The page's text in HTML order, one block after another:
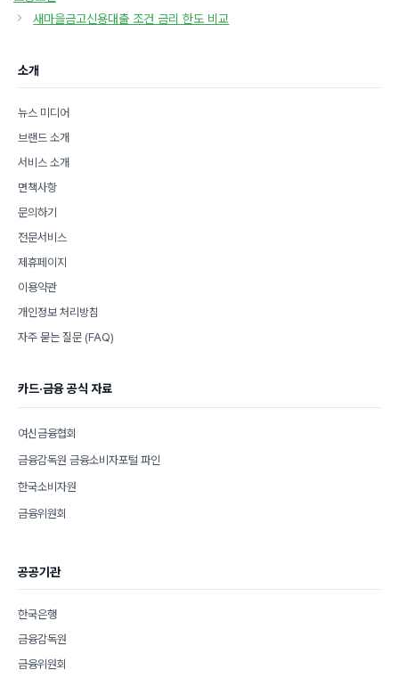
리
새마을금고신용대출 조건 금리 한도 비교
소개
뉴스 미디어
브랜드 소개
서비스 소개
면책사항
문의하기
전문서비스
제휴페이지
이용약관
개인정보 처리방침
자주 묻는 질문 (FAQ)
카드·금융 공식 자료
여신금융협회
금융감독원 금융소비자포털 파인
한국소비자원
금융위원회
공공기관
한국은행
금융감독원
금융위원회